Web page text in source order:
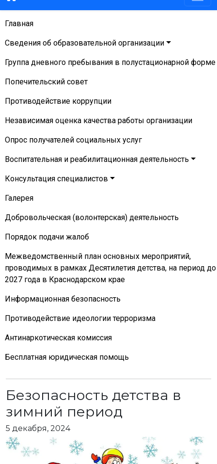
Главная
Сведения об образовательной организации
Группа дневного пребывания в полустационарной форме
Попечительский совет
Противодействие коррупции
Независимая оценка качества работы организации
Опрос получателей социальных услуг
Воспитательная и реабилитационная деятельность
Консультация специалистов
Галерея
Добровольческая (волонтерская) деятельность
Порядок подачи жалоб
Межведомственный план основных мероприятий,
проводимых в рамках Десятилетия детства, на период до
2027 года в Краснодарском крае
Информационная безопасность
Противодействие идеологии терроризма
Антинаркотическая комиссия
Бесплатная юридическая помощь
Безопасность детства в
зимний период
5 декабря, 2024